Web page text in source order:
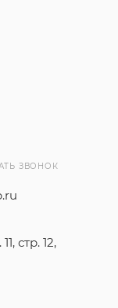
ЗВОНОК
стр. 12,